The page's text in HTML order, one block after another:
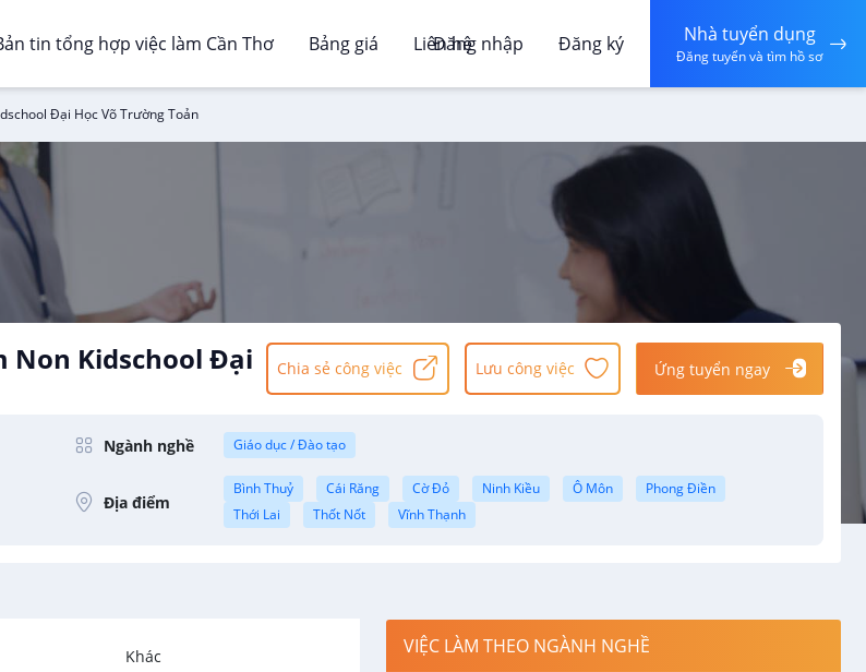
tin tổng hợp việc làm Cần Thơ Bảng giá Liên hệ
Đăng nhập Đăng ký Nhà tuyển dụng
Đăng tuyển và tìm hồ sơ
Đại Học Võ Trường Toản
Non Kidschool Đại
Chia sẻ công việc Lưu công việc Ứng tuyển ngay
Ngành nghề Giáo dục / Đào tạo
Địa điểm
Bình Thuỷ Cái Răng Cờ Đỏ Ninh Kiều Ô Môn
Phong Điền
Thới Lai
Thốt Nốt Vĩnh Thạnh
Khác
VIỆC LÀM THEO NGÀNH NGHỀ